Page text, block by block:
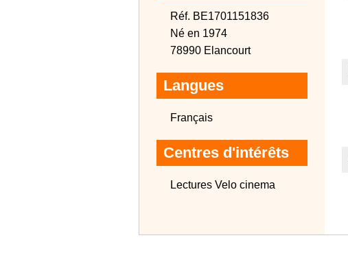
Réf. BE1701151836
Né en 1974
78990 Elancourt
Langues
Français
Centres d'intérêts
Lectures Velo cinema